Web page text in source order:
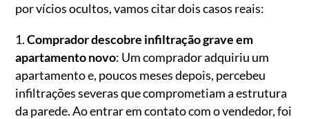
por vícios ocultos, vamos citar dois casos reais:
Comprador descobre infiltração grave em
apartamento novo: Um comprador adquiriu um
apartamento e, poucos meses depois, percebeu
infiltrações severas que comprometiam a estrutura
da parede. Ao entrar em contato com o vendedor, foi